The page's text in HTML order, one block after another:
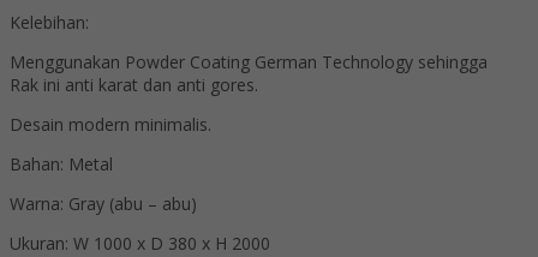
Kelebihan:
Menggunakan Powder Coating German Technology sehingga
Rak ini anti karat dan anti gores.
Desain modern minimalis.
Bahan: Metal
Warna: Gray (abu – abu)
Ukuran: W 1000 x D 380 x H 2000